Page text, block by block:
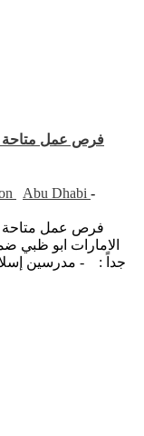
فرص عمل متاحة
Abu Dhabi -
فرص عمل متاحة
الامارات ابو ظبي
جداً : - مدرسين